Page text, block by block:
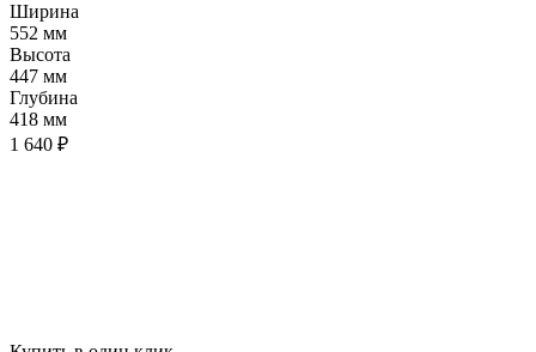
Ширина
552 мм
Высота
447 мм
Глубина
418 мм
1 640 ₽